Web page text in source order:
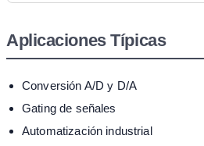
Aplicaciones Típicas
Conversión A/D y D/A
Gating de señales
Automatización industrial